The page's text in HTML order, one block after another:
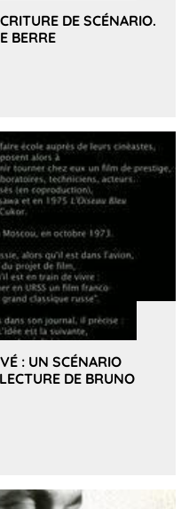
DE SCÉNARIO.
BERRE
: UN SCÉNARIO
DE BRUNO